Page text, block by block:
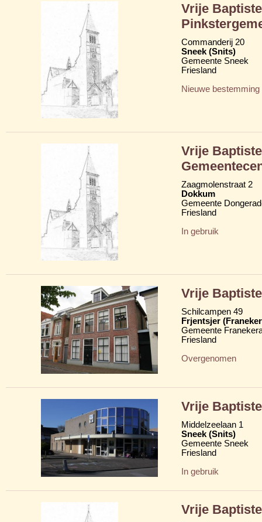
Vrije
Commanderij 20
Sneek (Snits)
Gemeente Sneek
Friesland
Nieuwe bestemming
Vrije
Zaagmolenstraat 2
Dokkum
Gemeente
Friesland
In gebruik
Vrije
Schilcampen 49
Frjentsjer
Gemeente
Friesland
Overgenomen
Vrije
Middelzeelaan 1
Sneek (Snits)
Gemeente Sneek
Friesland
In gebruik
Vrije